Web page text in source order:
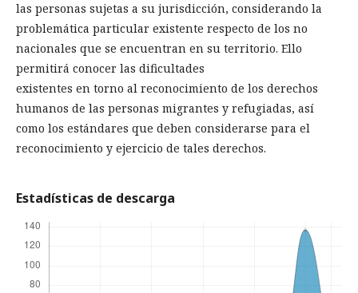
las personas sujetas a su jurisdicción, considerando la
problemática particular existente respecto de los no
nacionales que se encuentran en su territorio. Ello
permitirá conocer las dificultades
existentes en torno al reconocimiento de los derechos
humanos de las personas migrantes y refugiadas, así
como los estándares que deben considerarse para el
reconocimiento y ejercicio de tales derechos.
Estadísticas de descarga